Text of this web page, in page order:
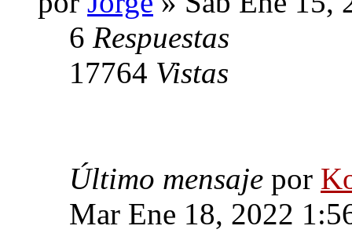
6 Respuestas
17764 Vistas
Último mensaje por
Mar Ene 18, 2022